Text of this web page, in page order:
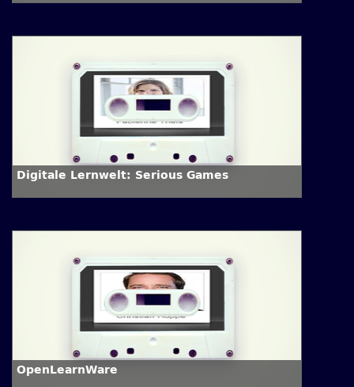
Digitale Lernwelt: Serious Games
OpenLearnWare